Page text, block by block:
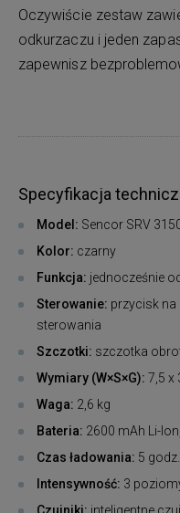
Oczywiście zestaw
odkurzaczu i jeden
zapewnisz
Specyfikacja
Model: Sencor SRV
Kolor: czarny
Funkcja: jednocześnie
Sterowanie: przycisk na
sterowania
Szczotki: szczotka
Wymiary (W×S×G): 7,5 x
Waga: 2,6 kg
Bateria: 2600 mAh Li-
Czas ładowania: 5 godz.
Intensywność: 3
Czujniki: inteligentne